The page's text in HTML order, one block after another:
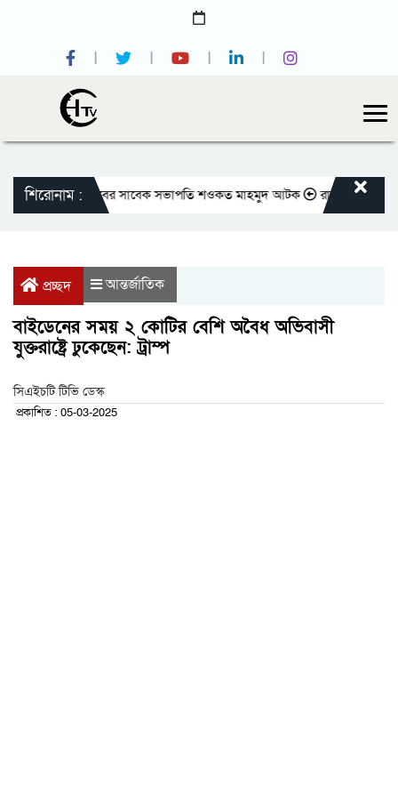
শিরোনাম :
জাতীয় প্রেসক্লাবের সাবেক সভাপতি শওকত মাহমুদ আটক রাজবাড়ীতে বীর
প্রচ্ছদ আন্তর্জাতিক
বাইডেনের সময় ২ কোটির বেশি অবৈধ অভিবাসী
যুক্তরাষ্ট্রে ঢুকেছেন: ট্রাম্প
সিএইচটি টিভি ডেস্ক
প্রকাশিত : 05-03-2025